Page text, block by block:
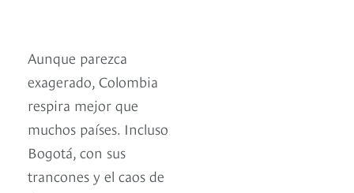
Aunque parezca
exagerado, Colombia
respira mejor que
muchos países. Incluso
Bogotá, con sus
trancones y el caos de